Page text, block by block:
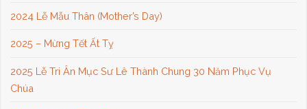
2024 Lễ Mẫu Thân (Mother’s Day)
2025 – Mừng Tết Ất Tỵ
2025 Lễ Tri Ân Mục Sư Lê Thành Chung 30 Năm Phục Vụ
Chúa